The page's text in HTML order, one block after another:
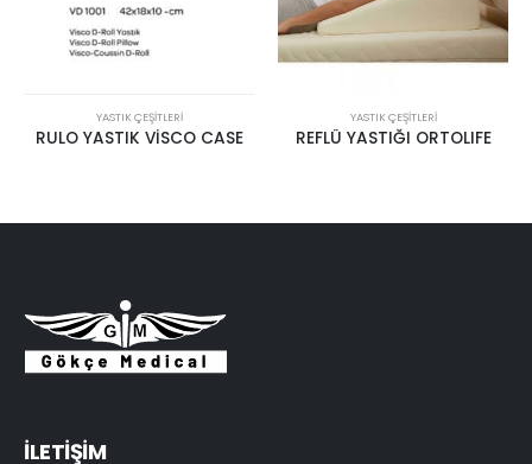
YASTIK ÇEŞITLERI
REFLÜ YASTIĞI ORTOLIFE
YASTIK ÇEŞITLERI
REFLÜ YASTIĞI BEBEK
İLETİŞİM